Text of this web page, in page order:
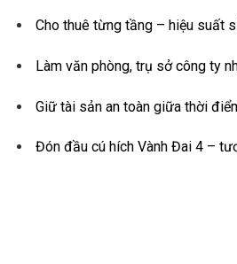
Cho thuê từng tầng – hiệu suất
Làm văn phòng, trụ sở công ty
Giữ tài sản an toàn giữa thời
Đón đầu cú hích Vành Đai 4 –